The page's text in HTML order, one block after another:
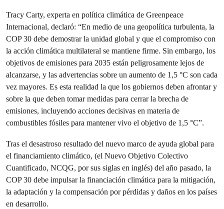
Tracy Carty, experta en política climática de Greenpeace
Internacional, declaró: “En medio de una geopolítica turbulenta, la
COP 30 debe demostrar la unidad global y que el compromiso con
la acción climática multilateral se mantiene firme. Sin embargo, los
objetivos de emisiones para 2035 están peligrosamente lejos de
alcanzarse, y las advertencias sobre un aumento de 1,5 °C son cada
vez mayores. Es esta realidad la que los gobiernos deben afrontar y
sobre la que deben tomar medidas para cerrar la brecha de
emisiones, incluyendo acciones decisivas en materia de
combustibles fósiles para mantener vivo el objetivo de 1,5 °C”.
Tras el desastroso resultado del nuevo marco de ayuda global para
el financiamiento climático, (el Nuevo Objetivo Colectivo
Cuantificado, NCQG, por sus siglas en inglés) del año pasado, la
COP 30 debe impulsar la financiación climática para la mitigación,
la adaptación y la compensación por pérdidas y daños en los países
en desarrollo.